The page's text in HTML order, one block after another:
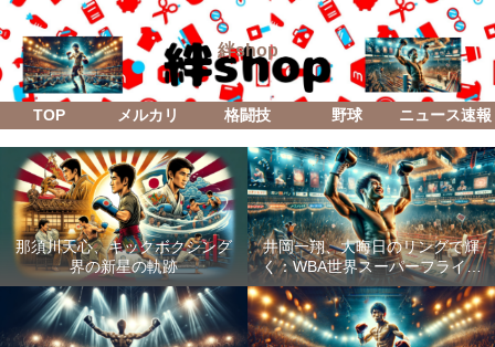
絆shop
TOP メルカリ 格闘技 野球 ニュース速報
那須川天心、キックボクシング
界の新星の軌跡
井岡一翔、大晦日のリングで輝
く：WBA世界スーパーフライ級
防衛戦「Lifetime Boxing Fights
18」